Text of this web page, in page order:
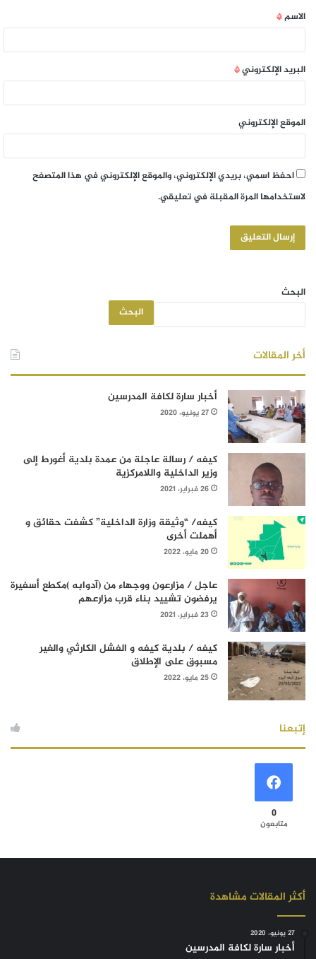
الاسم*
البريد الإلكتروني*
الموقع الإلكتروني
احفظ اسمي، بريدي الإلكتروني، والموقع الإلكتروني في هذا المتصفح
لاستخدامها المرة المقبلة في تعليقي.
البحث
البحث
أخر المقالات
أخبار سارة لكافة المدرسين
27 يونيو، 2020
كيفه / رسالة عاجلة من عمدة بلدية أغورط إلى
وزير الداخلية واللامركزية
26 فبراير، 2021
كيفه/ “وثيقة وزارة الداخلية” كشفت حقائق و
أهملت أخرى
20 مايو، 2022
عاجل / مزارعون ووجهاء من (آدوابه )مكطع أسفيرة
يرفضون تشييد بناء قرب مزارعهم
23 فبراير، 2021
كيفه / بلدية كيفه و الفشل الكارثي والغير
مسبوق على الإطلاق
25 مايو، 2022
إتبعنا
0
متابعون
أكثر المقالات مشاهدة
27 يونيو، 2020
أخبار سارة لكافة المدرسين